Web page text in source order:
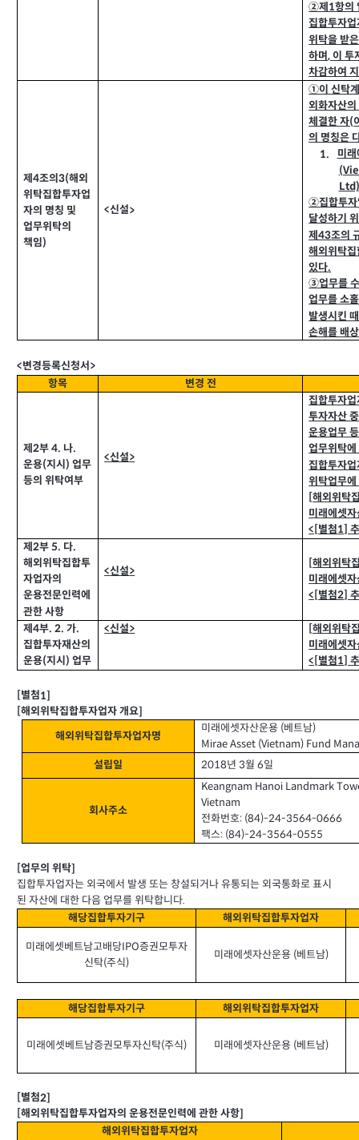
②제1항의
집합투자
위탁을 받
하며, 이 투
차감하여
제4조의3(해외
위탁집합투자업
자의 명칭 및
업무위탁의
책임)
<신설>
①이 신탁
외화자산
체결한 자(
의 명칭은
1.
미
Ltd)
②집합투자
달성하기
제43조의
해외위탁
있다.
③업무를 수
업무를 소
발생시킨
손해를 배
<변경등록신청서>
항목
변경 전
제2부4. 나.
운용(지시 )업무
등의 위탁여부
<신설>
집합투자
투자자산
운용업무
업무위탁
집합투자
위탁업무
[해외위탁
미래에셋
<[별첨1]
제2부 5. 다.
해외위탁집합투
자업자의
운용전문인력에
관한 사항
<신설>
[해외위탁
미래에셋
<[별첨2]
제4부. 2.가.
집합투자재산의
운용(지시 )업무
<신설> [해외위탁
미래에셋
<[별첨1]
[별첨1]
[해외위탁집합투자업자 개요
해외위탁집합투자업자명
미래에셋자산운용 (베트남)
Mirae Asset (Vietnam) Fund
설립일
2018년 3월 6일
회사주소
Keangnam Hanoi Landmark
Vietnam
전화번호: (84)-24-3564-0666
팩스: (84)-24-3564-0555
업무의 위탁]
집합투자업자는 외국에서 발생 또는 창설되거나 유통되는 외국통화로 표시
된 자산에 대한 다음 업무를 위탁합니다.
해당집합투자기구
해외위탁집합투자업자
미래에셋베트남고배당IPO증권모투자
신탁(주식)
미래에셋자산운용 (베트남)
해당집합투자기구 해외위탁집합투자업자
미래에셋베트남증권모투자신탁(주식) 미래에셋자산운용 (베트남)
[별첨2]
[해외위탁집합투자업자의 운용전문인력에 관한 사항
해외위탁집합투자업자